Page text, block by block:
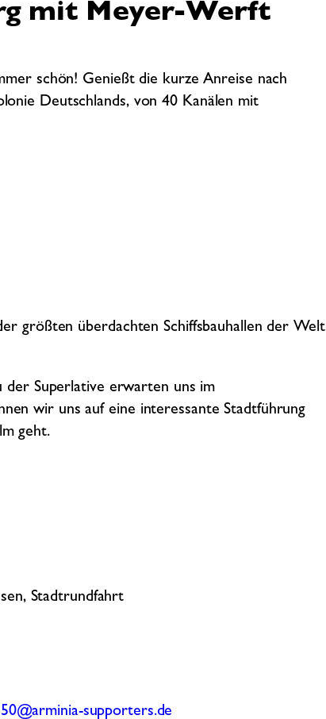
mit Meyer-Werft
schön! Genießt die kurze Anreise nach
Deutschlands, von 40 Kanälen mit
größten überdachten Schiffsbauhallen der Welt
der Superlative erwarten uns im
wir uns auf eine interessante Stadtführung
geht.
Stadtrundfahrt
supporters.de